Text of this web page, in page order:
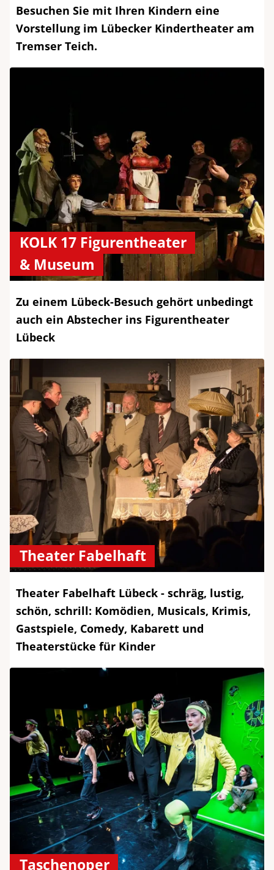
Besuchen Sie mit Ihren Kindern eine
Vorstellung im Lübecker Kindertheater am
Tremser Teich.
KOLK 17 Figurentheater
& Museum
Zu einem Lübeck-Besuch gehört unbedingt
auch ein Abstecher ins Figurentheater
Lübeck
Theater Fabelhaft
Theater Fabelhaft Lübeck - schräg, lustig,
schön, schrill: Komödien, Musicals, Krimis,
Gastspiele, Comedy, Kabarett und
Theaterstücke für Kinder
Taschenoper